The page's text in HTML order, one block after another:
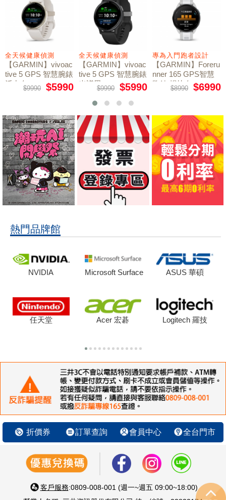
全天候健康偵測
【GARMIN】vivoac
tive 5 GPS 智慧腕錶
活力白
$9990 $5990
全天候健康偵測
【GARMIN】vivoac
tive 5 GPS 智慧腕錶
光譜黑
$9990 $5990
專為入門跑者設計
【GARMIN】Foreru
nner 165 GPS智慧
跑錶 暢快白
$8990 $6990
熱門品牌館
NVIDIA Microsoft Surface ASUS 華碩
任天堂 Acer 宏碁 Logitech 羅技
折價券 訂單查詢 會員中心 全台門市
客戶服務:0809-008-001 (週一~週五 09:00~18:00)